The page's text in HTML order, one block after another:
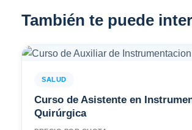
También te puede
SALUD
Curso de Asistente en
Quirúrgica